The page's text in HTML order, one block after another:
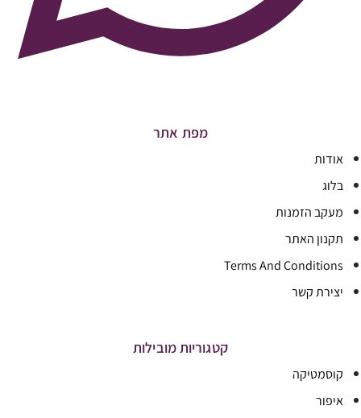
מפת אתר
אודות
בלוג
מעקב הזמנות
תקנון האתר
Terms And Conditions
יצירת קשר
קטגוריות מובילות
קוסמטיקה
איפור